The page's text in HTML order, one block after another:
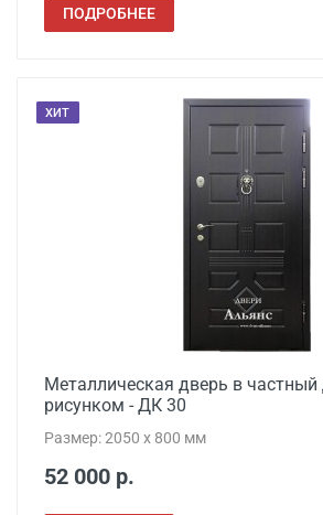
ПОДРОБНЕЕ
ХИТ
Металлическая дверь в
рисунком - ДК 30
Размер: 2050 x 800 мм
52 000 р.